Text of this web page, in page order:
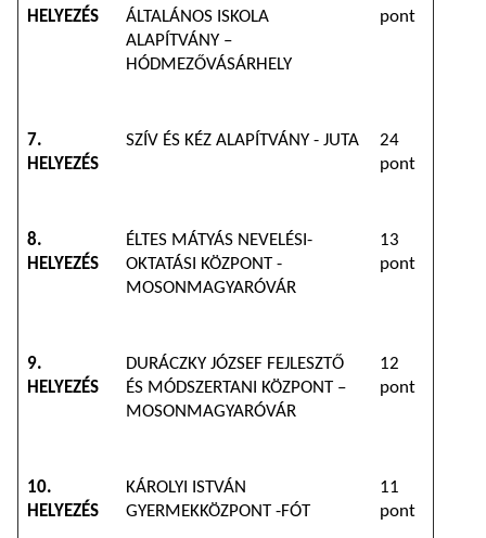
HELYEZÉS
ÁLTALÁNOS ISKOLA
ALAPÍTVÁNY –
HÓDMEZŐVÁSÁRHELY
pont
7.
HELYEZÉS
SZÍV ÉS KÉZ ALAPÍTVÁNY - JUTA
24
pont
8.
HELYEZÉS
ÉLTES MÁTYÁS NEVELÉSI-
OKTATÁSI KÖZPONT -
MOSONMAGYARÓVÁR
13
pont
9.
HELYEZÉS
DURÁCZKY JÓZSEF FEJLESZTŐ
ÉS MÓDSZERTANI KÖZPONT –
MOSONMAGYARÓVÁR
12
pont
10.
HELYEZÉS
KÁROLYI ISTVÁN
GYERMEKKÖZPONT -FÓT
11
pont